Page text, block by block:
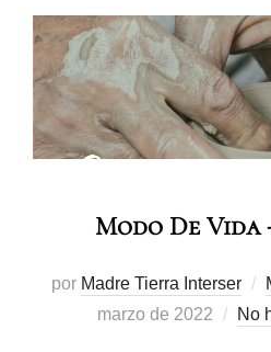
Modo De Vida
por Madre Tierra Interser
marzo de 2022
No